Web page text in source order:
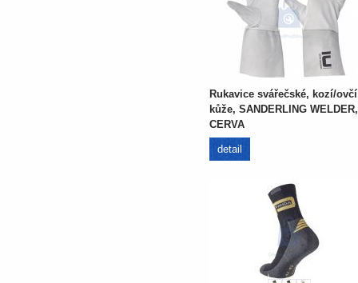
Rukavice svářečské, kozí/ovčí
kůže, SANDERLING WELDER,
CERVA
detail